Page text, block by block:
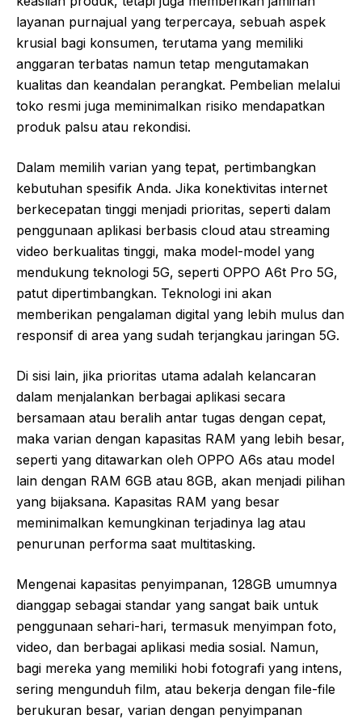
layanan purnajual yang terpercaya, sebuah aspek
krusial bagi konsumen, terutama yang memiliki
anggaran terbatas namun tetap mengutamakan
kualitas dan keandalan perangkat. Pembelian melalui
toko resmi juga meminimalkan risiko mendapatkan
produk palsu atau rekondisi.
Dalam memilih varian yang tepat, pertimbangkan
kebutuhan spesifik Anda. Jika konektivitas internet
berkecepatan tinggi menjadi prioritas, seperti dalam
penggunaan aplikasi berbasis cloud atau streaming
video berkualitas tinggi, maka model-model yang
mendukung teknologi 5G, seperti OPPO A6t Pro 5G,
patut dipertimbangkan. Teknologi ini akan
memberikan pengalaman digital yang lebih mulus dan
responsif di area yang sudah terjangkau jaringan 5G.
Di sisi lain, jika prioritas utama adalah kelancaran
dalam menjalankan berbagai aplikasi secara
bersamaan atau beralih antar tugas dengan cepat,
maka varian dengan kapasitas RAM yang lebih besar,
seperti yang ditawarkan oleh OPPO A6s atau model
lain dengan RAM 6GB atau 8GB, akan menjadi pilihan
yang bijaksana. Kapasitas RAM yang besar
meminimalkan kemungkinan terjadinya lag atau
penurunan performa saat multitasking.
Mengenai kapasitas penyimpanan, 128GB umumnya
dianggap sebagai standar yang sangat baik untuk
penggunaan sehari-hari, termasuk menyimpan foto,
video, dan berbagai aplikasi media sosial. Namun,
bagi mereka yang memiliki hobi fotografi yang intens,
sering mengunduh film, atau bekerja dengan file-file
berukuran besar, varian dengan penyimpanan